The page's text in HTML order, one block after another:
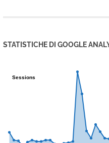
STATISTICHE DI GOOGLE
Sessions
Sessions